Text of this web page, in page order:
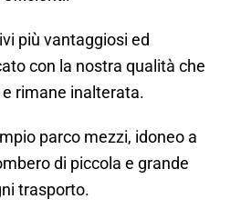
più vantaggiosi ed
con la nostra qualità che
rimane inalterata.
parco mezzi, idoneo a
di piccola e grande
trasporto.